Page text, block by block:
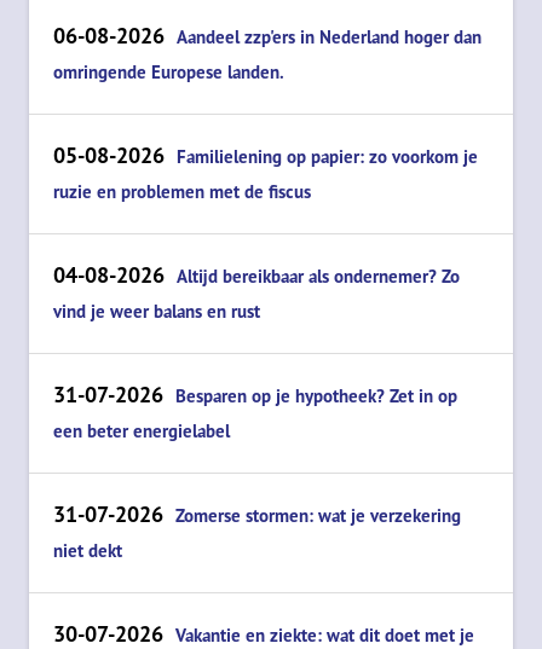
06-08-2026 Aandeel zzp'ers in Nederland hoger dan
omringende Europese landen.
05-08-2026 Familielening op papier: zo voorkom je
ruzie en problemen met de fiscus
04-08-2026 Altijd bereikbaar als ondernemer? Zo
vind je weer balans en rust
31-07-2026 Besparen op je hypotheek? Zet in op
een beter energielabel
31-07-2026 Zomerse stormen: wat je verzekering
niet dekt
30-07-2026 Vakantie en ziekte: wat dit doet met je